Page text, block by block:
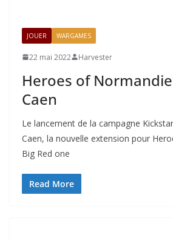
JOUER WARGAMES
22 mai 2022 Harvester
Heroes of
Caen
Le lancement de la campagne
Caen, la nouvelle extension pour
Big Red one
Read More